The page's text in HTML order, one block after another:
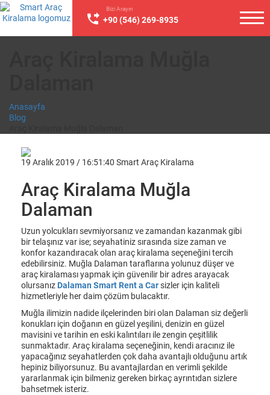
Bizi Arayın
+90 (546) 269-8935
Anasayfa
Blog
19 Aralık 2019 / 16:51:40 Smart Araç Kiralama
Araç Kiralama Muğla
Dalaman
Uzun yolcukları sevmiyorsanız ve zamandan kazanmak gibi
bir telaşınız var ise; seyahatiniz sırasında size zaman ve
konfor kazandıracak olan araç kiralama seçeneğini tercih
edebilirsiniz. Muğla Dalaman taraflarına yolunuz düşer ve
araç kiralaması yapmak için güvenilir bir adres arayacak
olursanız Dalaman Smart Rent a Carsizler için kaliteli
hizmetleriyle her daim çözüm bulacaktır.
Muğla ilimizin nadide ilçelerinden biri olan Dalaman siz değerli
konukları için doğanın en güzel yeşilini, denizin en güzel
mavisini ve tarihin en eski kalıntıları ile zengin çeşitlilik
sunmaktadır. Araç kiralama seçeneğinin, kendi aracınız ile
yapacağınız seyahatlerden çok daha avantajlı olduğunu artık
hepiniz biliyorsunuz. Bu avantajlardan en verimli şekilde
yararlanmak için bilmeniz gereken birkaç ayrıntıdan sizlere
bahsetmek isteriz.